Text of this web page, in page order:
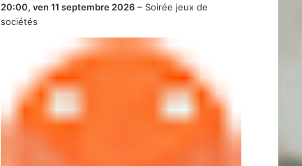
20:00, ven 11 septembre 2026 – Soirée jeux de
sociétés